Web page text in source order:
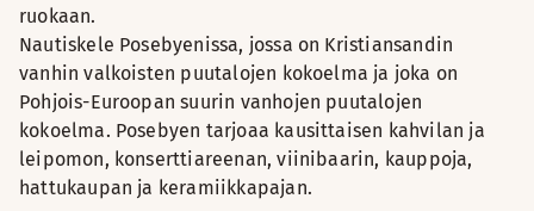
ruokaan.
Nautiskele Posebyenissa, jossa on Kristiansandin
vanhin valkoisten puutalojen kokoelma ja joka on
Pohjois-Euroopan suurin vanhojen puutalojen
kokoelma. Posebyen tarjoaa kausittaisen kahvilan ja
leipomon, konserttiareenan, viinibaarin, kauppoja,
hattukaupan ja keramiikkapajan.